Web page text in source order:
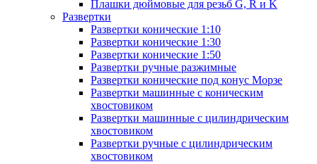
Плашки дюймовые для резьб G, R и K
Развертки
Развертки конические 1:10
Развертки конические 1:30
Развертки конические 1:50
Развертки ручные разжимные
Развертки конические под конус Морзе
Развертки машинные с коническим
хвостовиком
Развертки машинные с цилиндрическим
хвостовиком
Развертки ручные с цилиндрическим
хвостовиком